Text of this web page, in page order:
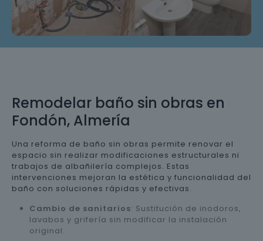
Remodelar baño sin obras en
Fondón, Almería
Una reforma de baño sin obras permite renovar el
espacio sin realizar modificaciones estructurales ni
trabajos de albañilería complejos. Estas
intervenciones mejoran la estética y funcionalidad del
baño con soluciones rápidas y efectivas.
Cambio de sanitarios: Sustitución de inodoros,
lavabos y grifería sin modificar la instalación
original.